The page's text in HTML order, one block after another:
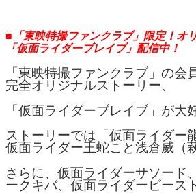
■「東映特撮ファンクラブ」限定！オ
「仮面ライダーブレイブ」配信中！
「東映特撮ファンクラブ」の会
完全オリジナルストーリー、
「仮面ライダーブレイブ」が大
ストーリーでは「仮面ライダー
仮面ライダー王蛇こと浅倉威（
さらに、仮面ライダーサソード
ークキバ、仮面ライダービースト